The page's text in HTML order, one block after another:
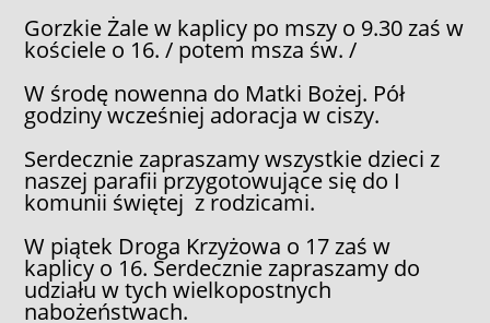
Gorzkie Żale w kaplicy po mszy o 9.30 zaś w
kościele o 16. / potem msza św. /
W środę nowenna do Matki Bożej. Pół
godziny wcześniej adoracja w ciszy.
Serdecznie zapraszamy wszystkie dzieci z
naszej parafii przygotowujące się do I
komunii świętej z rodzicami.
W piątek Droga Krzyżowa o 17 zaś w
kaplicy o 16. Serdecznie zapraszamy do
udziału w tych wielkopostnych
nabożeństwach.